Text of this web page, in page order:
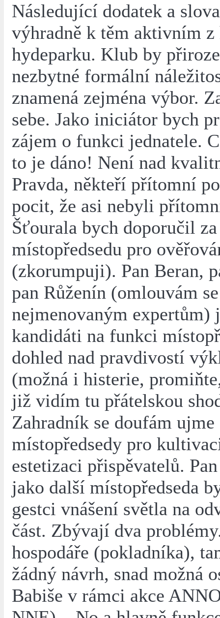
Následující dodatek a
výhradně k těm aktivním z
hydeparku. Klub by
nezbytné formální
znamená zejména výbor.
sebe. Jako iniciátor bych
zájem o funkci jednatele.
to je dáno! Není nad
Pravda, někteří přítomní
pocit, že asi nebyli
Šťourala bych doporučil za
místopředsedu pro
(zkorumpuji). Pan Beran,
pan Růženín (omlouvám
nejmenovaným expertům)
kandidáti na funkci
dohled nad pravdivostí
(možná i histerie,
již vidím tu přátelskou
Zahradník se doufám
místopředsedy pro
estetizaci přispěvatelů.
jako další místopředseda
gestci vnášení světla na
část. Zbývají dva
hospodáře (pokladníka),
žádný návrh, snad možná
Babiše v rámci akce